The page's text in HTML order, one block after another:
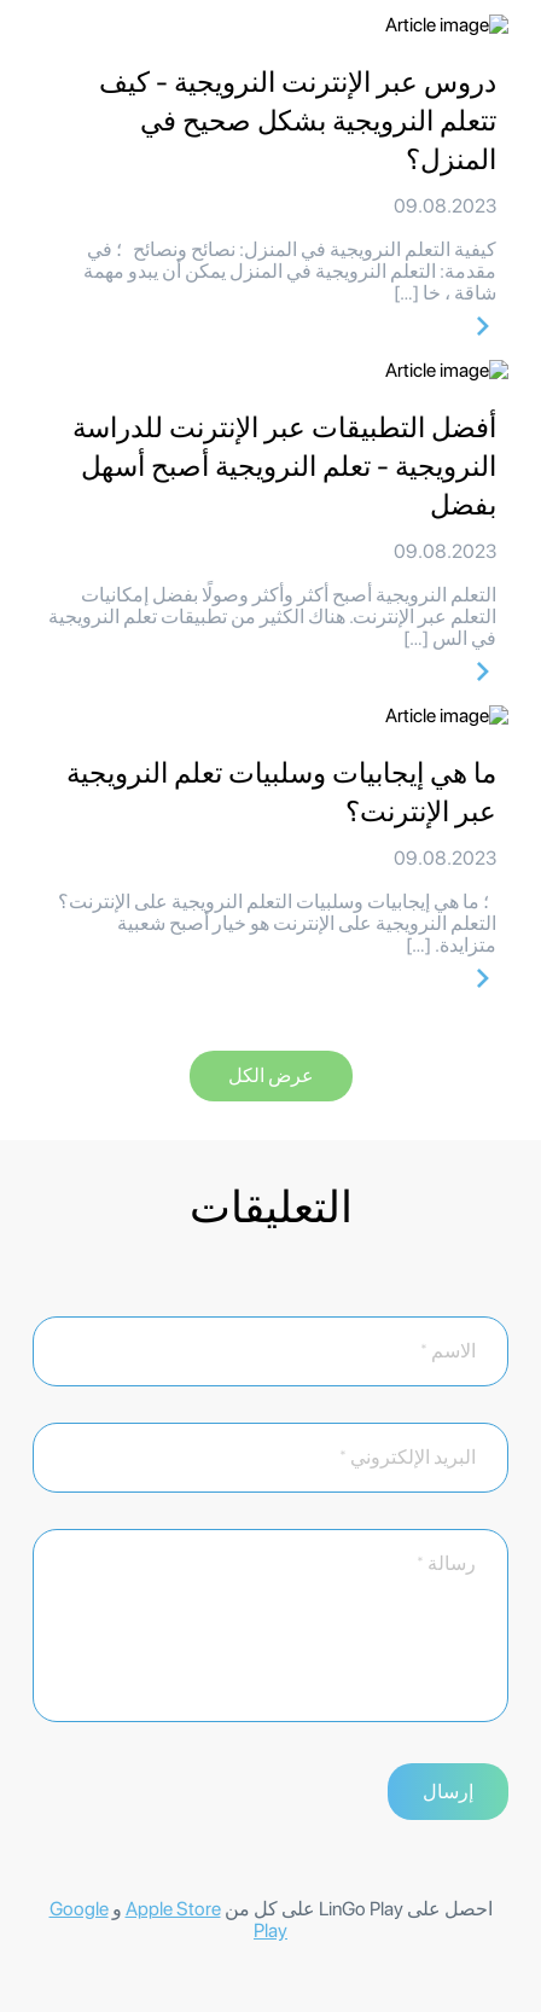
دروس عبر الإنترنت النرويجية - كيف
تتعلم النرويجية بشكل صحيح في
المنزل؟
09.08.2023
كيفية التعلم النرويجية في المنزل: نصائح ونصائح ؛ في
مقدمة: التعلم النرويجية في المنزل يمكن أن يبدو مهمة
شاقة ، خا […]
أفضل التطبيقات عبر الإنترنت للدراسة
النرويجية - تعلم النرويجية أصبح أسهل
بفضل
09.08.2023
التعلم النرويجية أصبح أكثر وأكثر وصولًا بفضل إمكانيات
التعلم عبر الإنترنت. هناك الكثير من تطبيقات تعلم النرويجية
في الس […]
ما هي إيجابيات وسلبيات تعلم النرويجية
عبر الإنترنت؟
09.08.2023
؛ ما هي إيجابيات وسلبيات التعلم النرويجية على الإنترنت؟
التعلم النرويجية على الإنترنت هو خيار أصبح شعبية
متزايدة. […]
عرض الكل
التعليقات
احصل على LinGo Play على كل من Apple Store وGoogle
Play